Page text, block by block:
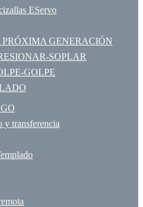
EServo
PRÓXIMA GENERACIÓN
SOPLAR
GOLPE
y transferencia